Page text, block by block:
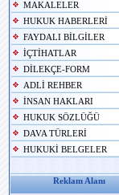
MAKALELER
HUKUK HABERLERİ
FAYDALI BİLGİLER
İÇTİHATLAR
DİLEKÇE-FORM
ADLİ REHBER
İNSAN HAKLARI
HUKUK SÖZLÜĞÜ
DAVA TÜRLERİ
HUKUKİ BELGELER
Reklam Alanı